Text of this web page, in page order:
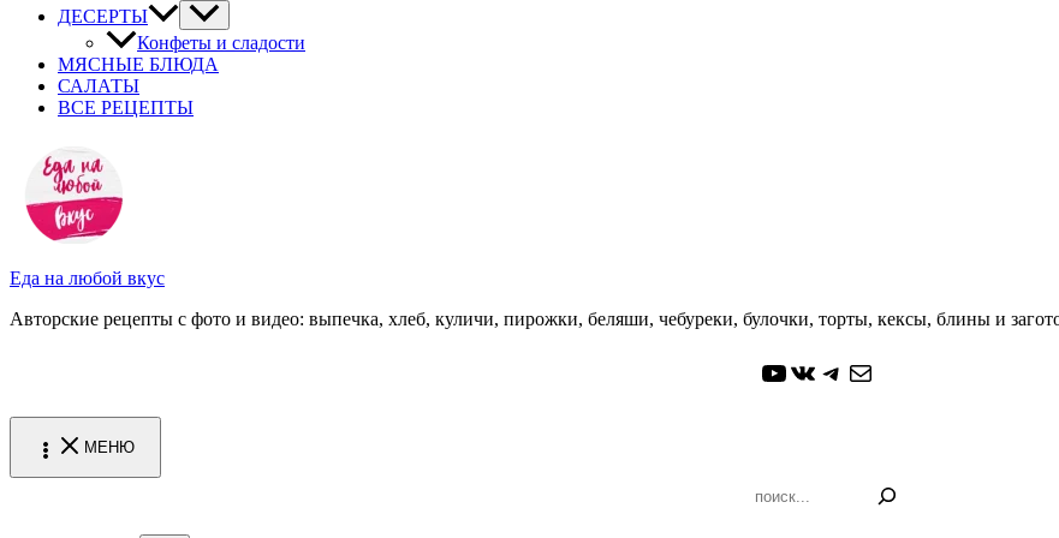
ДЕСЕРТЫ
Конфеты и сладости
МЯСНЫЕ БЛЮДА
САЛАТЫ
ВСЕ РЕЦЕПТЫ
Еда на любой вкус
Авторские рецепты с фото и видео: выпечка, хлеб, куличи, пирожки, беляши, чебуреки, булочки, торты, кексы, блины и
YouTube
ВКонтакте
Telegram
Почта
МЕНЮ